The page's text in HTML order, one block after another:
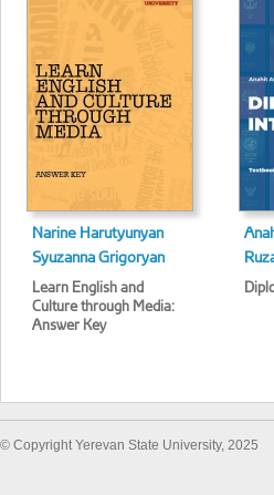
Narine Harutyunyan
Syuzanna Grigoryan
Learn English and
Culture through Media:
Answer Key
© Copyright Yerevan State University, 2025